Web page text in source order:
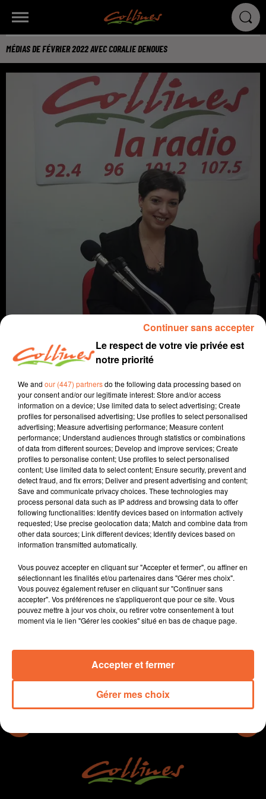
MÉDIAS DE FÉVRIER 2022 AVEC CORALIE DENOUES
société politique
25 février 2022 - 1 h 4 min
MÉDIAS DE FÉVRIER 2022 AVEC CORALIE DENOUES
Fabien Gazeau
Médias
Coralie Dénoues a répondu pendant plus d'une heure
aux questions de Fabien Gazeau (Collines), Dominique
Guinefolleau (Nouvelle République) et Guillaume
Raineau (Courrier de l'Ouest). De l'Ukraine au Salon de
femme présidente du Département des Deux-Sèvres, et
la plus jeune en France, s'est livrée aussi d'un point de
vue personnel.
Le respect de votre vie privée est
notre priorité
We and our (447) partnersdo the following data processing based on
your consent and/or our legitimate interest: Store and/or access
information on a device; Use limited data to select advertising; Create
profiles for personalised advertising; Use profiles to select personalised
advertising; Measure advertising performance; Measure content
performance; Understand audiences through statistics or combinations
of data from different sources; Develop and improve services; Create
profiles to personalise content; Use profiles to select personalised
content; Use limited data to select content; Ensure security, prevent and
detect fraud, and fix errors; Deliver and present advertising and content;
Save and communicate privacy choices. These technologies may
process personal data such as IP address and browsing data to offer
following functionalities: Identify devices based on information actively
requested; Use precise geolocation data; Match and combine data from
other data sources; Link different devices; Identify devices based on
information transmitted automatically.
Vous pouvez accepter en cliquant sur "Accepter et fermer", ou affiner en
sélectionnant les finalités et/ou partenaires dans "Gérer mes choix".
Vous pouvez également refuser en cliquant sur "Continuer sans
accepter". Vos préférences ne s'appliqueront que pour ce site. Vous
pouvez mettre à jour vos choix, ou retirer votre consentement à tout
moment via le lien "Gérer les cookies" situé en bas de chaque page.
Gérer mes choix
Accepter et fermer
Continuer sans accepter